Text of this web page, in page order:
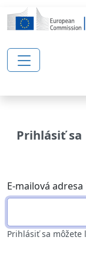
Skočiť na hlavný
Primary tabs
Prihlásiť sa
E-mailová adresa
Prihlásiť sa môžete